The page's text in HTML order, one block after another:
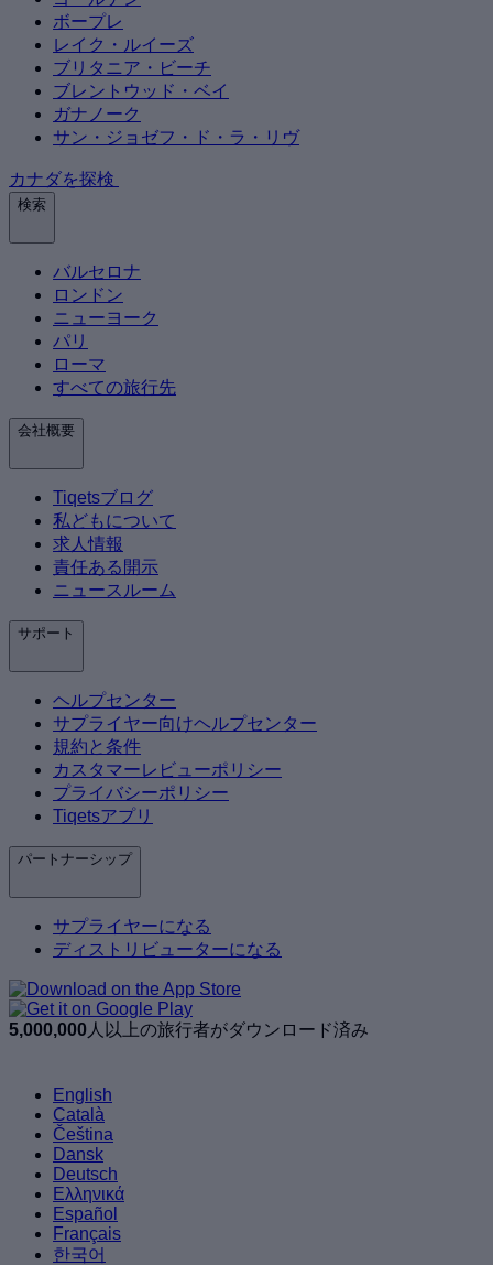
ボープレ
レイク・ルイーズ
ブリタニア・ビーチ
ブレントウッド・ベイ
ガナノーク
サン・ジョゼフ・ド・ラ・リヴ
カナダを探検
検索
バルセロナ
ロンドン
ニューヨーク
パリ
ローマ
すべての旅行先
会社概要
Tiqetsブログ
私どもについて
求人情報
責任ある開示
ニュースルーム
サポート
ヘルプセンター
サプライヤー向けヘルプセンター
規約と条件
カスタマーレビューポリシー
プライバシーポリシー
Tiqetsアプリ
パートナーシップ
サプライヤーになる
ディストリビューターになる
5,000,000 人以上の旅行者がダウンロード済み
English
Català
Čeština
Dansk
Deutsch
Ελληνικά
Español
Français
한국어